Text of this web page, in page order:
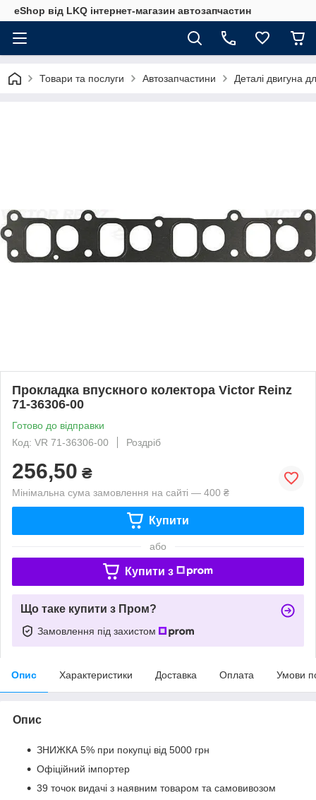
eShop від LKQ інтернет-магазин автозапчастин
Товари та послуги Автозапчастини Деталі двигуна
Прокладка впускного колектора Victor Reinz
71-36306-00
Готово до відправки
Код: VR 71-36306-00
Роздріб
256,50 ₴
Мінімальна сума замовлення на сайті — 400 ₴
Купити
або
Купити з
Що таке купити з Пром?
Замовлення під захистом
Опис Характеристики Доставка Оплата Умови
Опис
ЗНИЖКА 5% при покупці від 5000 грн
Офіційний імпортер
39 точок видачі з наявним товаром та самовивозом